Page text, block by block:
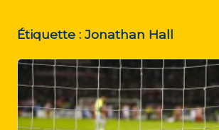
Étiquette : Jonathan Hall